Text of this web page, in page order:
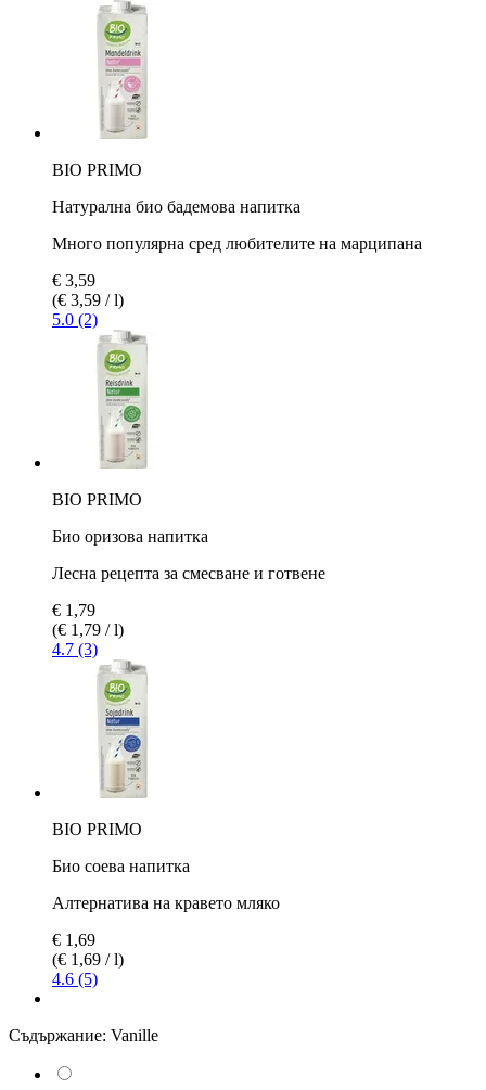
BIO PRIMO
Натурална био бадемова напитка
Много популярна сред любителите на марципана
€ 3,59
(€ 3,59 / l)
5.0 (2)
BIO PRIMO
Био оризова напитка
Лесна рецепта за смесване и готвене
€ 1,79
(€ 1,79 / l)
4.7 (3)
BIO PRIMO
Био соева напитка
Алтернатива на кравето мляко
€ 1,69
(€ 1,69 / l)
4.6 (5)
Съдържание: Vanille